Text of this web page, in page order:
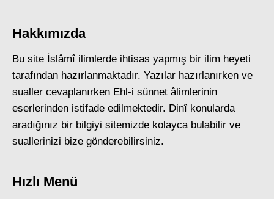
Hakkımızda
Bu site İslâmî ilimlerde ihtisas yapmış bir ilim heyeti
tarafından hazırlanmaktadır. Yazılar hazırlanırken ve
sualler cevaplanırken Ehl-i sünnet âlimlerinin
eserlerinden istifade edilmektedir. Dinî konularda
aradığınız bir bilgiyi sitemizde kolayca bulabilir ve
suallerinizi bize gönderebilirsiniz.
Hızlı Menü